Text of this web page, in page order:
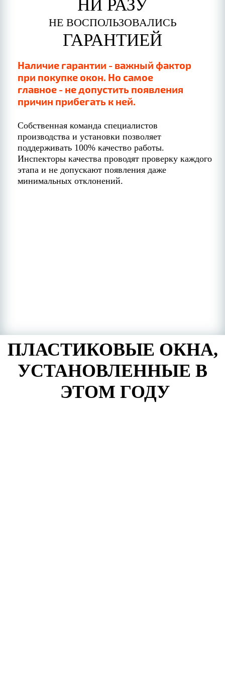
НИ РАЗУ
НЕ ВОСПОЛЬЗОВАЛИСЬ
ГАРАНТИЕЙ
Наличие гарантии - важный фактор
при покупке окон. Но самое
главное - не допустить появления
причин прибегать к ней.
Собственная команда специалистов
производства и установки позволяет
поддерживать 100% качество работы.
Инспекторы качества проводят проверку каждого
этапа и не допускают появления даже
минимальных отклонений.
ПЛАСТИКОВЫЕ ОКНА,
УСТАНОВЛЕННЫЕ В
ЭТОМ ГОДУ